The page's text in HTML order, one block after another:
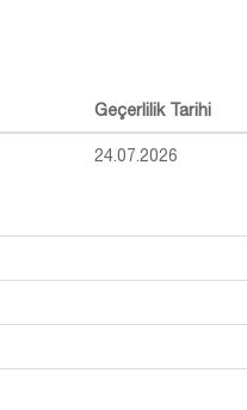
Geçerlilik Tarihi
24.07.2026